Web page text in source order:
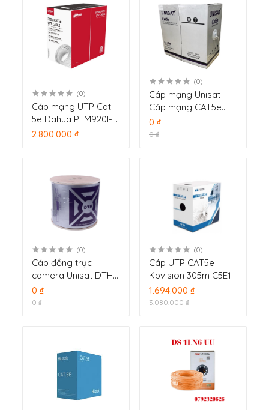
(0)
Cáp mạng UTP Cat
5e Dahua PFM920I-
5EUN-V3 màu trắng
2.800.000 ₫
(0)
Cáp mạng Unisat
Cáp mạng CAT5e
305m
0 ₫
0 ₫
(0)
Cáp đồng trục
camera Unisat DTH
305m
0 ₫
0 ₫
(0)
Cáp UTP CAT5e
Kbvision 305m C5E1
1.694.000 ₫
3.080.000 ₫